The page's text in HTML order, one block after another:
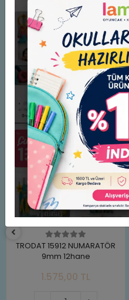
TUTACAK SETİ
(ATAŞ-RAPTİYE-İĞNE)
MAVİ
Benzer Ürünler
TRODAT 15912 NUMARATÖR
9mm 12hane
1.575,00 TL